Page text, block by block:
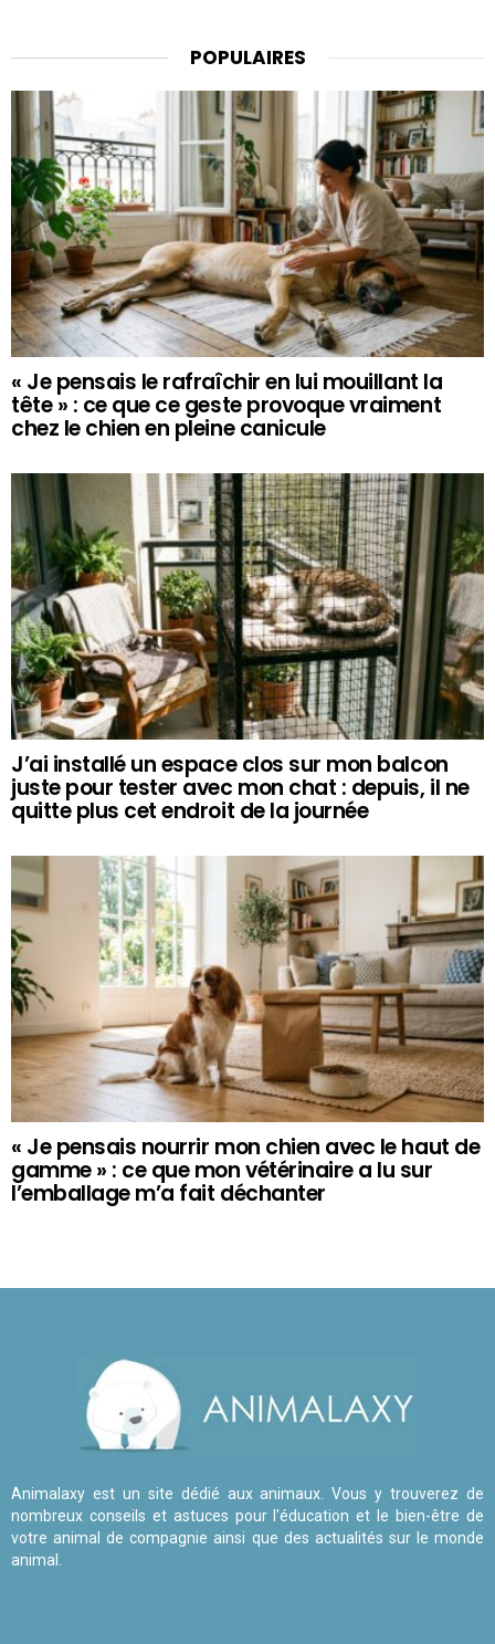
POPULAIRES
« Je pensais le rafraîchir en lui mouillant la
tête » : ce que ce geste provoque vraiment
chez le chien en pleine canicule
J’ai installé un espace clos sur mon balcon
juste pour tester avec mon chat : depuis, il ne
quitte plus cet endroit de la journée
« Je pensais nourrir mon chien avec le haut de
gamme » : ce que mon vétérinaire a lu sur
l’emballage m’a fait déchanter
Animalaxy est un site dédié aux animaux. Vous y trouverez de
nombreux conseils et astuces pour l'éducation et le bien-être de
votre animal de compagnie ainsi que des actualités sur le monde
animal.